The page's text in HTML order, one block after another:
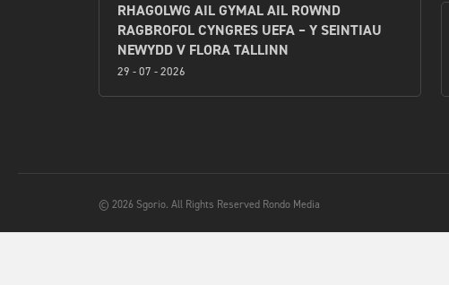
RHAGOLWG AIL GYMAL AIL ROWND
RAGBROFOL CYNGRES UEFA – Y SEINTIAU
NEWYDD V FLORA TALLINN
29 - 07 - 2026
© 2026 Sgorio. All Rights Reserved Rondo Media